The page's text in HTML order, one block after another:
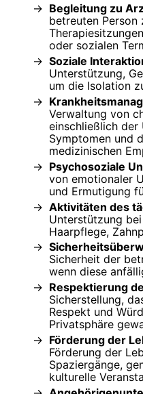
Begleitung zu
betreuten Person
oder sozialen
Soziale
Unterstützung,
um die Isolation
Verwaltung von
einschließlich der
Symptomen und
medizinischen
Psychosoziale
von emotionaler
und Ermutigung
Aktivitäten des
Unterstützung
Haarpflege,
Sicherheit der
wenn diese
Respektierung
Sicherstellung,
Respekt und
Privatsphäre
Förderung der
Förderung der
Spaziergänge,
kulturelle